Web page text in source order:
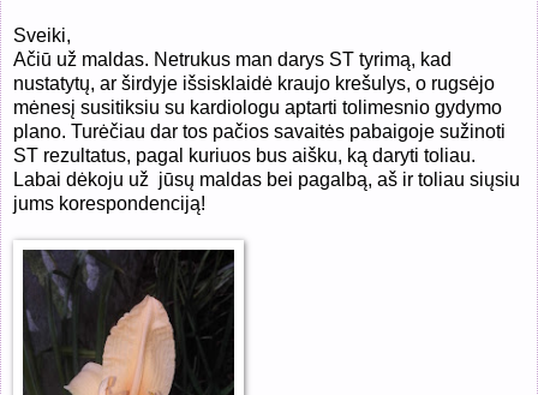
Sveiki,
Ačiū už maldas. Netrukus man darys ST tyrimą, kad
nustatytų, ar širdyje išsisklaidė kraujo krešulys, o rugsėjo
mėnesį susitiksiu su kardiologu aptarti tolimesnio gydymo
plano. Turėčiau dar tos pačios savaitės pabaigoje sužinoti
ST rezultatus, pagal kuriuos bus aišku, ką daryti toliau.
Labai dėkoju už jūsų maldas bei pagalbą, aš ir toliau siųsiu
jums korespondenciją!